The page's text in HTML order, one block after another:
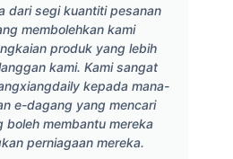
dari segi kuantiti pesanan
membolehkan kami
produk yang lebih
kami. Kami sangat
kepada mana-
e-dagang yang mencari
boleh membantu mereka
perniagaan mereka.